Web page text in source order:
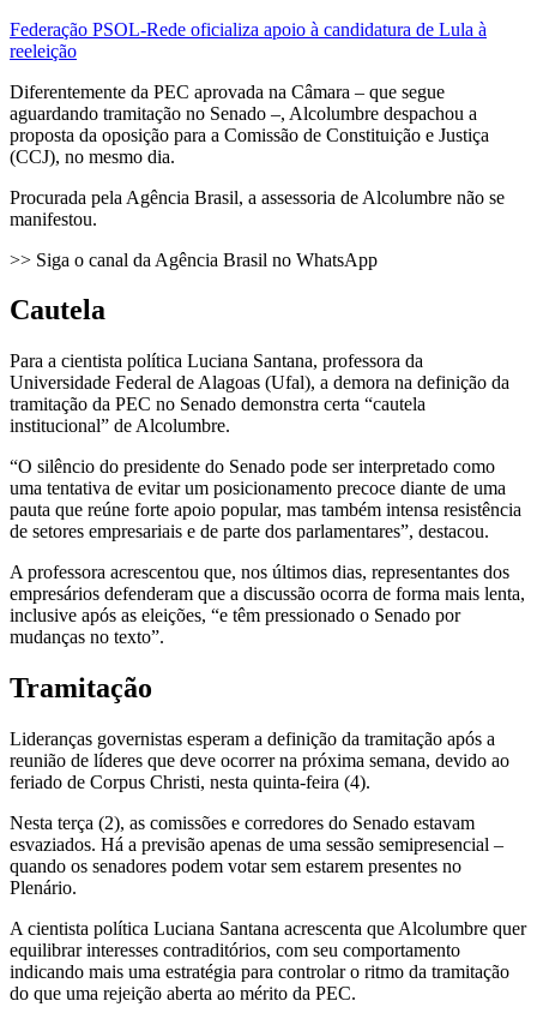
Federação PSOL-Rede oficializa apoio à candidatura de Lula à
reeleição
Diferentemente da PEC aprovada na Câmara – que segue
aguardando tramitação no Senado –, Alcolumbre despachou a
proposta da oposição para a Comissão de Constituição e Justiça
(CCJ), no mesmo dia.
Procurada pela Agência Brasil, a assessoria de Alcolumbre não se
manifestou.
>> Siga o canal da Agência Brasil no WhatsApp
Cautela
Para a cientista política Luciana Santana, professora da
Universidade Federal de Alagoas (Ufal), a demora na definição da
tramitação da PEC no Senado demonstra certa “cautela
institucional” de Alcolumbre.
“O silêncio do presidente do Senado pode ser interpretado como
uma tentativa de evitar um posicionamento precoce diante de uma
pauta que reúne forte apoio popular, mas também intensa resistência
de setores empresariais e de parte dos parlamentares”, destacou.
A professora acrescentou que, nos últimos dias, representantes dos
empresários defenderam que a discussão ocorra de forma mais lenta,
inclusive após as eleições, “e têm pressionado o Senado por
mudanças no texto”.
Tramitação
Lideranças governistas esperam a definição da tramitação após a
reunião de líderes que deve ocorrer na próxima semana, devido ao
feriado de Corpus Christi, nesta quinta-feira (4).
Nesta terça (2), as comissões e corredores do Senado estavam
esvaziados. Há a previsão apenas de uma sessão semipresencial –
quando os senadores podem votar sem estarem presentes no
Plenário.
A cientista política Luciana Santana acrescenta que Alcolumbre quer
equilibrar interesses contraditórios, com seu comportamento
indicando mais uma estratégia para controlar o ritmo da tramitação
do que uma rejeição aberta ao mérito da PEC.